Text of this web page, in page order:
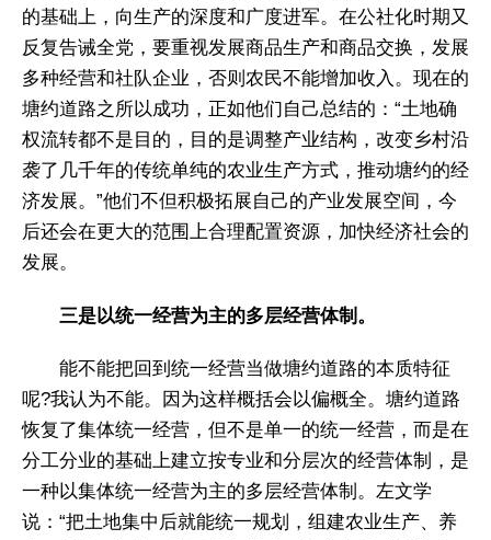
的基础上，向生产的深度和广度进军。在公社化时期又
反复告诫全党，要重视发展商品生产和商品交换，发展
多种经营和社队企业，否则农民不能增加收入。现在的
塘约道路之所以成功，正如他们自己总结的：“土地确
权流转都不是目的，目的是调整产业结构，改变乡村沿
袭了几千年的传统单纯的农业生产方式，推动塘约的经
济发展。”他们不但积极拓展自己的产业发展空间，今
后还会在更大的范围上合理配置资源，加快经济社会的
发展。
三是以统一经营为主的多层经营体制。
能不能把回到统一经营当做塘约道路的本质特征
呢?我认为不能。因为这样概括会以偏概全。塘约道路
恢复了集体统一经营，但不是单一的统一经营，而是在
分工分业的基础上建立按专业和分层次的经营体制，是
一种以集体统一经营为主的多层经营体制。左文学
说：“把土地集中后就能统一规划，组建农业生产、养